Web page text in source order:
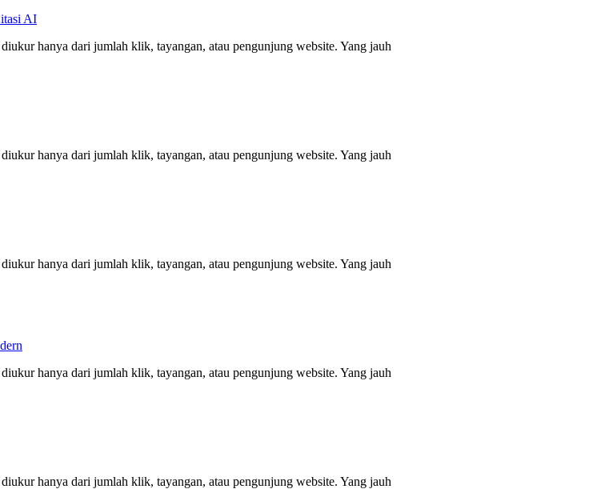
AI
hanya dari jumlah klik, tayangan, atau pengunjung website. Yang jauh
hanya dari jumlah klik, tayangan, atau pengunjung website. Yang jauh
hanya dari jumlah klik, tayangan, atau pengunjung website. Yang jauh
hanya dari jumlah klik, tayangan, atau pengunjung website. Yang jauh
hanya dari jumlah klik, tayangan, atau pengunjung website. Yang jauh